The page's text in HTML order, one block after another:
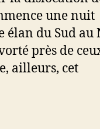
une nuit
élan du Sud au
près de
ailleurs, cet